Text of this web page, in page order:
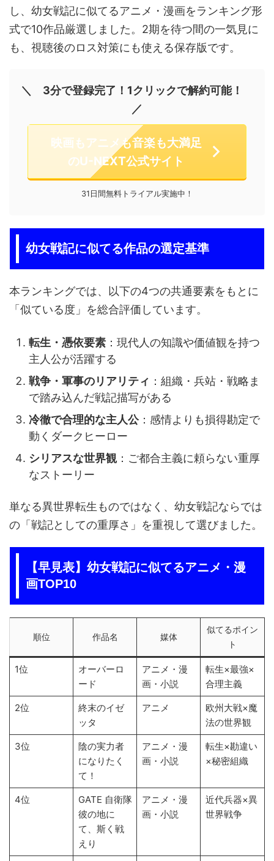
し、幼女戦記に似てるアニメ・漫画をランキング形
式で10作品厳選しました。2期を待つ間の一気見に
も、視聴後のロス対策にも使える保存版です。
＼ 3分で登録完了！1クリックで解約可能！
／
映画もアニメも音楽も大満足
のU-NEXT公式サイト
31日間無料トライアル実施中！
幼女戦記に似てる作品の選定基準
本ランキングでは、以下の4つの共通要素をもとに
「似ている度」を総合評価しています。
転生・憑依要素 ：現代人の知識や価値観を持つ
主人公が活躍する
戦争・軍事のリアリティ ：組織・兵站・戦略ま
で踏み込んだ戦記描写がある
冷徹で合理的な主人公：感情よりも損得勘定で
動くダークヒーロー
シリアスな世界観：ご都合主義に頼らない重厚
なストーリー
単なる異世界転生ものではなく、幼女戦記ならでは
の「戦記としての重厚さ」を重視して選びました。
【早見表】幼女戦記に似てるアニメ・漫
画TOP10
順位 作品名 媒体
似てるポイン
ト
1位
オーバーロ
ード
アニメ・漫
画・小説
転生×最強×
合理主義
2位
終末のイゼ
ッタ
アニメ
欧州大戦×魔
法の世界観
3位
陰の実力者
になりたく
て！
アニメ・漫
画・小説
転生×勘違い
×秘密組織
4位
GATE 自衛隊
彼の地に
て、斯く戦
えり
アニメ・漫
画・小説
近代兵器×異
世界戦争